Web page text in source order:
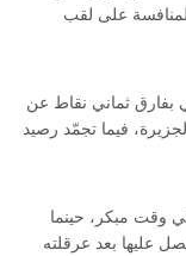
على لقب
الثاني بفارق ثماني نقاط عن
فيما تجمّد رصيد
وقت مبكر، حينما
عليها بعد عرقلته